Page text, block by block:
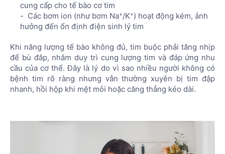
cung cấp cho tế bào cơ tim
Các bơm ion (như bơm Na⁺/K⁺) hoạt động kém, ảnh
hưởng đến ổn định điện sinh lý tim
Khi năng lượng tế bào không đủ, tim buộc phải tăng nhịp
để bù đắp, nhằm duy trì cung lượng tim và đáp ứng nhu
cầu của cơ thể. Đây là lý do vì sao nhiều người không có
bệnh tim rõ ràng nhưng vẫn thường xuyên bị tim đập
nhanh, hồi hộp khi mệt mỏi hoặc căng thẳng kéo dài.